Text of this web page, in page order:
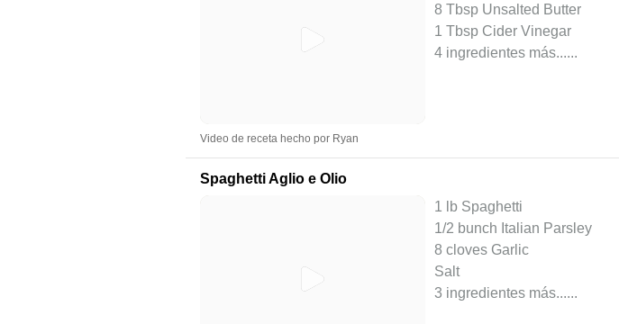
8 Tbsp Unsalted Butter
1 Tbsp Cider Vinegar
4 ingredientes más......
Video de receta hecho por Ryan
Spaghetti Aglio e Olio
1 lb Spaghetti
1/2 bunch Italian Parsley
8 cloves Garlic
Salt
3 ingredientes más...